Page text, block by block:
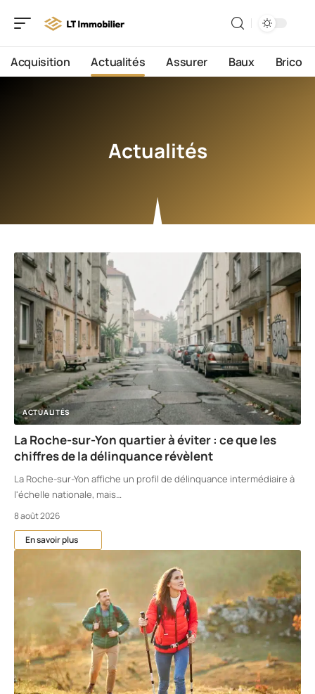
Acquisition Actualités Assurer Baux Brico
Actualités
ACTUALITÉS
La Roche-sur-Yon quartier à éviter : ce que les
chiffres de la délinquance révèlent
La Roche-sur-Yon affiche un profil de délinquance intermédiaire à
l'échelle nationale, mais…
8 août 2026
En savoir plus